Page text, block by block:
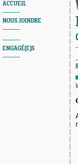
ACCUEIL
NOUS JOINDRE
ENGAGÉ(E)S